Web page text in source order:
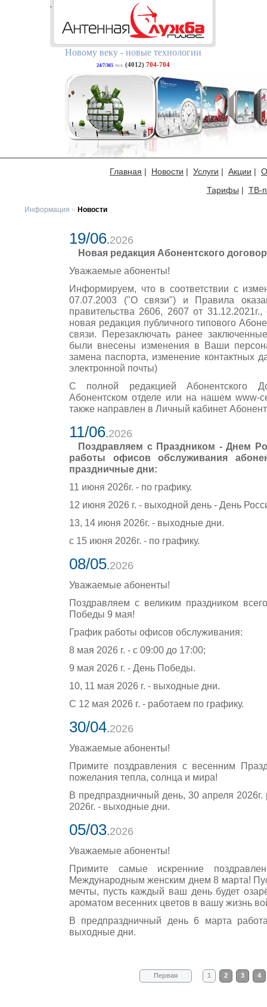
Новому веку - новые технологии
24/7/365 тел. (4012)704-704
Главная | Новости | Услуги | Акции |
Тарифы | ТВ-
Информация » Новости
19/06.2026
Новая редакция Абонентского
Уважаемые абоненты!
Информируем, что в соответствии с
07.07.2003 ("О связи") и Правила
правительства 2606, 2607 от
новая редакция публичного типового
связи. Перезаключать ранее
были внесены изменения в Ваши
замена паспорта, изменение контактных
электронной почты)
С полной редакцией Абонентского
Абонентском отделе или на нашем www-
также направлен в Личный кабинет
11/06.2026
Поздравляем с Праздником - Днем
работы офисов обслуживания
праздничные дни:
11 июня 2026г. - по графику.
12 июня 2026 г. - выходной день - День
13, 14 июня 2026г. - выходные дни.
с 15 июня 2026г. - по графику.
08/05.2026
Уважаемые абоненты!
Поздравляем с великим праздником
Победы 9 мая!
График работы офисов обслуживания:
8 мая 2026 г. - с 09:00 до 17:00;
9 мая 2026 г. - День Победы.
10, 11 мая 2026 г. - выходные дни.
С 12 мая 2026 г. - работаем по графику.
30/04.2026
Уважаемые абоненты!
Примите поздравления с весенним
пожелания тепла, солнца и мира!
В предпраздничный день, 30 апреля
2026г. - выходные дни.
05/03.2026
Уважаемые абоненты!
Примите самые искренние
Международным женским днем 8 марта!
мечты, пусть каждый ваш день будет
ароматом весенних цветов в вашу жизнь
В предпраздничный день 6 марта
выходные дни.
Первая 1 2 3 4